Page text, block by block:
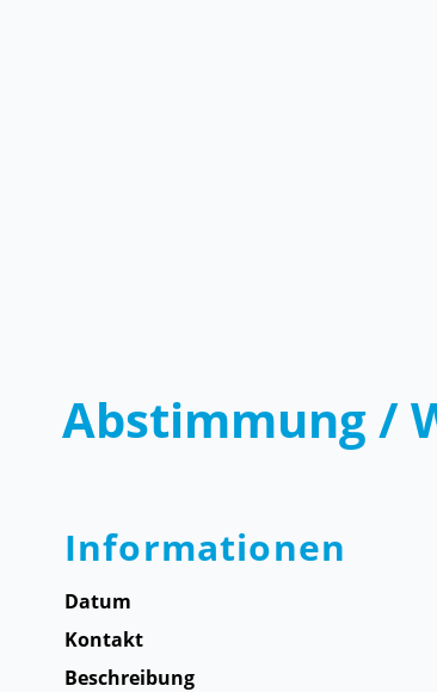
Abstimmung /
Informationen
Datum
Kontakt
Beschreibung